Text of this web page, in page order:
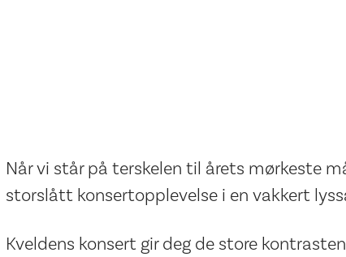
Når vi står på terskelen til årets mørkeste
storslått konsertopplevelse i en vakkert
Kveldens konsert gir deg de store